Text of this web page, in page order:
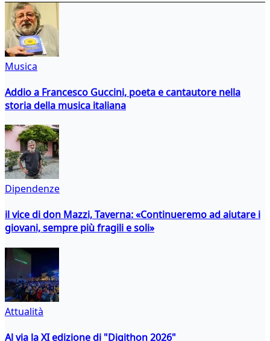
Musica
Addio a Francesco Guccini, poeta e cantautore nella
storia della musica italiana
Dipendenze
il vice di don Mazzi, Taverna: «Continueremo ad aiutare i
giovani, sempre più fragili e soli»
Attualità
Al via la XI edizione di "Digithon 2026"